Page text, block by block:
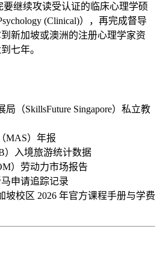
继续攻读受认证的临床心理学硕
(Clinical)），再完成督导
新加坡或澳洲的注册心理学家资
七年。
（SkillsFuture Singapore）私立教
MAS）年报
）入境旅游统计数据
）劳动力市场报告
申请追踪记录
坡校区 2026 年官方课程手册与学费